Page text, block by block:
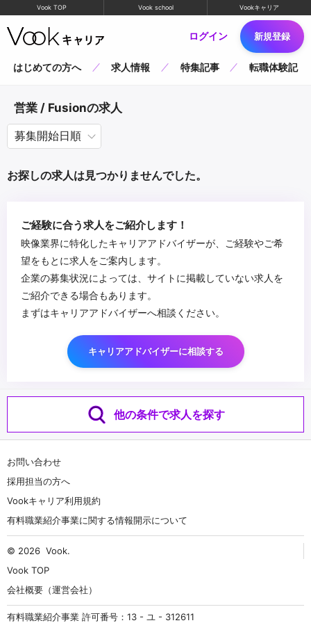
Vook TOP Vook school Vookキャリア
ログイン 新規登録
はじめての方へ 求人情報 特集記事 転職体験記
営業 / Fusionの求人
お探しの求人は見つかりませんでした。
ご経験に合う求人をご紹介します！
映像業界に特化したキャリアアドバイザーが、ご経験やご希
望をもとに求人をご案内します。
企業の募集状況によっては、サイトに掲載していない求人を
ご紹介できる場合もあります。
まずはキャリアアドバイザーへ相談ください。
キャリアアドバイザーに相談する
他の条件で求人を探す
お問い合わせ
採用担当の方へ
Vookキャリア利用規約
有料職業紹介事業に関する情報開示について
© 2026 Vook.
Vook TOP
会社概要（運営会社）
有料職業紹介事業 許可番号：13 - ユ - 312611